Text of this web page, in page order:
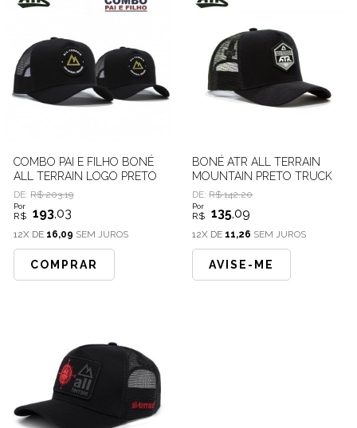
COMBO PAI E FILHO BONÉ
ALL TERRAIN LOGO PRETO
DE:R$ 203.19
Por
R$ 193,03
12X DE 16,09 SEM JUROS
COMPRAR
BONÉ ATR ALL TERRAIN
MOUNTAIN PRETO TRUCK
DE:R$ 142.20
Por
R$ 135,09
12X DE 11,26 SEM JUROS
AVISE-ME